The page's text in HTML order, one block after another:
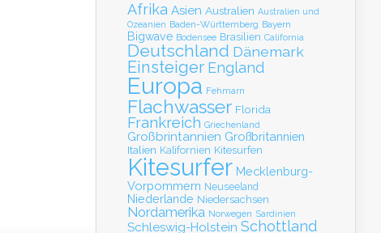
Afrika Asien Australien Australien und
Ozeanien Baden-Württemberg Bayern
Bigwave Bodensee Brasilien California
Deutschland Dänemark
Einsteiger England
Europa Fehmarn
Flachwasser Florida
Frankreich Griechenland
Großbrintannien Großbritannien
Italien Kalifornien Kitesurfen
Kitesurfer Mecklenburg-
Vorpommern Neuseeland
Niederlande Niedersachsen
Nordamerika Norwegen Sardinien
Schleswig-Holstein Schottland